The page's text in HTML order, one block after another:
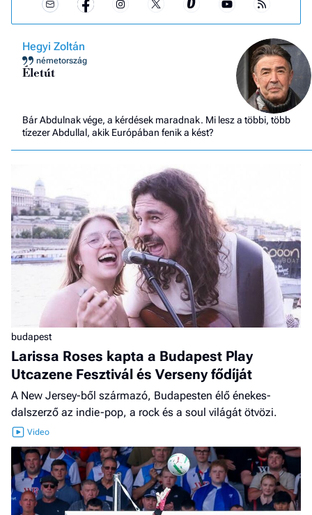
Hegyi Zoltán
németország
Életút
Bár Abdulnak vége, a kérdések maradnak. Mi lesz a többi, több
tízezer Abdullal, akik Európában fenik a kést?
budapest
Larissa Roses kapta a Budapest Play
Utcazene Fesztivál és Verseny fődíját
A New Jersey-ből származó, Budapesten élő énekes-
dalszerző az indie-pop, a rock és a soul világát ötvözi.